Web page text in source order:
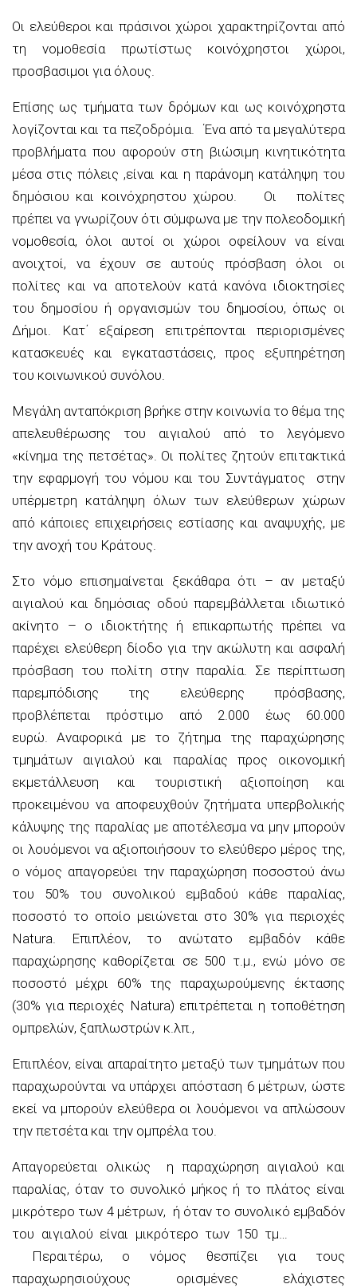
Οι ελεύθεροι και πράσινοι χώροι χαρακτηρίζονται από
τη νομοθεσία πρωτίστως κοινόχρηστοι χώροι,
προσβασιμοι για όλους.
Επίσης ως τμήματα των δρόμων και ως κοινόχρηστα
λογίζονται και τα πεζοδρόμια. Ένα από τα μεγαλύτερα
προβλήματα που αφορούν στη βιώσιμη κινητικότητα
μέσα στις πόλεις ,είναι και η παράνομη κατάληψη του
δημόσιου και κοινόχρηστου χώρου. Οι πολίτες
πρέπει να γνωρίζουν ότι σύμφωνα με την πολεοδομική
νομοθεσία, όλοι αυτοί οι χώροι οφείλουν να είναι
ανοιχτοί, να έχουν σε αυτούς πρόσβαση όλοι οι
πολίτες και να αποτελούν κατά κανόνα ιδιοκτησίες
του δημοσίου ή οργανισμών του δημοσίου, όπως οι
Δήμοι. Κατ΄ εξαίρεση επιτρέπονται περιορισμένες
κατασκευές και εγκαταστάσεις, προς εξυπηρέτηση
του κοινωνικού συνόλου.
Μεγάλη ανταπόκριση βρήκε στην κοινωνία το θέμα της
απελευθέρωσης του αιγιαλού από το λεγόμενο
«κίνημα της πετσέτας». Οι πολίτες ζητούν επιτακτικά
την εφαρμογή του νόμου και του Συντάγματος στην
υπέρμετρη κατάληψη όλων των ελεύθερων χώρων
από κάποιες επιχειρήσεις εστίασης και αναψυχής, με
την ανοχή του Kράτους.
Στο νόμο επισημαίνεται ξεκάθαρα ότι – αν μεταξύ
αιγιαλού και δημόσιας οδού παρεμβάλλεται ιδιωτικό
ακίνητο – ο ιδιοκτήτης ή επικαρπωτής πρέπει να
παρέχει ελεύθερη δίοδο για την ακώλυτη και ασφαλή
πρόσβαση του πολίτη στην παραλία. Σε περίπτωση
παρεμπόδισης της ελεύθερης πρόσβασης,
προβλέπεται πρόστιμο από 2.000 έως 60.000
ευρώ. Αναφορικά με το ζήτημα της παραχώρησης
τμημάτων αιγιαλού και παραλίας προς οικονομική
εκμετάλλευση και τουριστική αξιοποίηση και
προκειμένου να αποφευχθούν ζητήματα υπερβολικής
κάλυψης της παραλίας με αποτέλεσμα να μην μπορούν
οι λουόμενοι να αξιοποιήσουν το ελεύθερο μέρος της,
ο νόμος απαγορεύει την παραχώρηση ποσοστού άνω
του 50% του συνολικού εμβαδού κάθε παραλίας,
ποσοστό το οποίο μειώνεται στο 30% για περιοχές
Natura. Επιπλέον, το ανώτατο εμβαδόν κάθε
παραχώρησης καθορίζεται σε 500 τ.μ., ενώ μόνο σε
ποσοστό μέχρι 60% της παραχωρούμενης έκτασης
(30% για περιοχές Natura) επιτρέπεται η τοποθέτηση
ομπρελών, ξαπλωστρών κ.λπ.,
Επιπλέον, είναι απαραίτητο μεταξύ των τμημάτων που
παραχωρούνται να υπάρχει απόσταση 6 μέτρων, ώστε
εκεί να μπορούν ελεύθερα οι λουόμενοι να απλώσουν
την πετσέτα και την ομπρέλα του.
Απαγορεύεται ολικώς η παραχώρηση αιγιαλού και
παραλίας, όταν το συνολικό μήκος ή το πλάτος είναι
μικρότερο των 4 μέτρων, ή όταν το συνολικό εμβαδόν
του αιγιαλού είναι μικρότερο των 150 τμ…
Περαιτέρω, ο νόμος θεσπίζει για τους
παραχωρησιούχους ορισμένες ελάχιστες